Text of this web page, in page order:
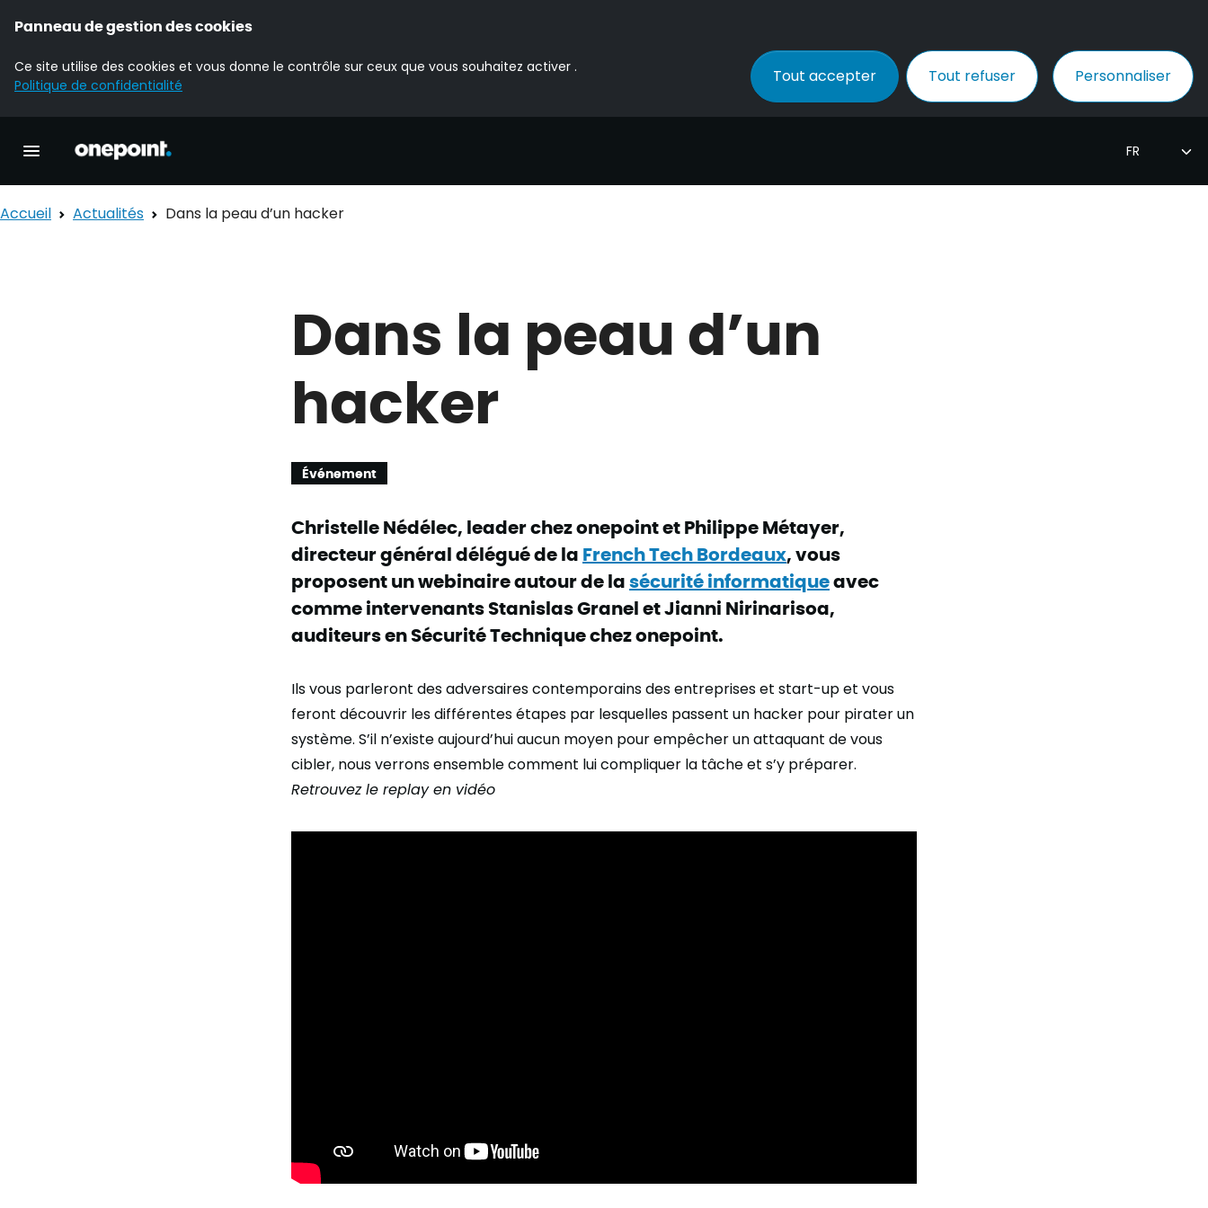
Panneau de gestion des cookies
Ce site utilise des cookies et vous donne le contrôle sur ceux que vous souhaitez activer .
Politique de confidentialité
Tout accepter Tout refuser Personnaliser
Accueil Actualités Dans la peau d’un hacker
Dans la peau d’un
hacker
Événement
Christelle Nédélec, leader chez onepoint et Philippe Métayer,
directeur général délégué de la French Tech Bordeaux, vous
proposent un webinaire autour de la sécurité informatiqueavec
comme intervenants Stanislas Granel et Jianni Nirinarisoa,
auditeurs en Sécurité Technique chez onepoint.
Ils vous parleront des adversaires contemporains des entreprises et start-up et vous
feront découvrir les différentes étapes par lesquelles passent un hacker pour pirater un
système. S’il n’existe aujourd’hui aucun moyen pour empêcher un attaquant de vous
cibler, nous verrons ensemble comment lui compliquer la tâche et s’y préparer.
Retrouvez le replay en vidéo